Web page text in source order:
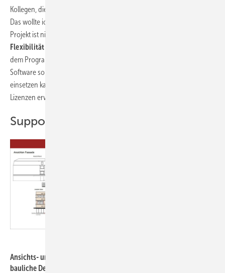
Kollegen, die ihr Programm deshalb nachträglich wechseln mussten.
Das wollte ich unbedingt vermeiden, denn ein Umstieg mitten im
Projekt ist nicht mal nebenbei erledigt“, gibt Baumann zu bedenken.
Flexibilität
dem Programm jetzt und künftig welche Projekte bearbeiten. Ist die
Software so flexibel, dass man sie auch für künftige, größere Projekte
einsetzen kann? Kann man sie bei Bedarf problemlos auf mehrere
Lizenzen erweitern – und wenn ja, zu welchem Preis?
Support durch Softwareanbieter
Ansichts- und Schnittpläne erläutern brandschutzrelevante
bauliche Details.